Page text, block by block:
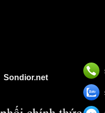
Sondior.net